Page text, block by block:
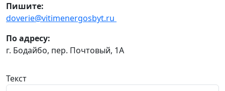
Пишите:
doverie@vitimenergosbyt.ru
По адресу:
г. Бодайбо, пер. Почтовый, 1А
Текст